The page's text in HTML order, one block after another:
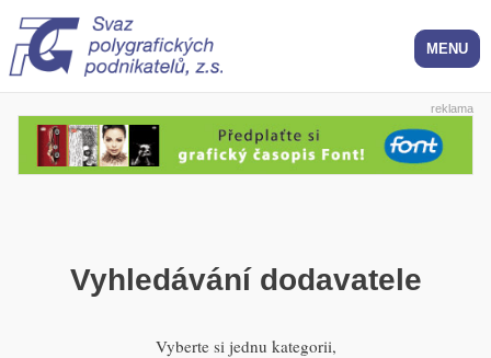
reklama
Vyhledávání dodavatele
Vyberte si jednu kategorii,